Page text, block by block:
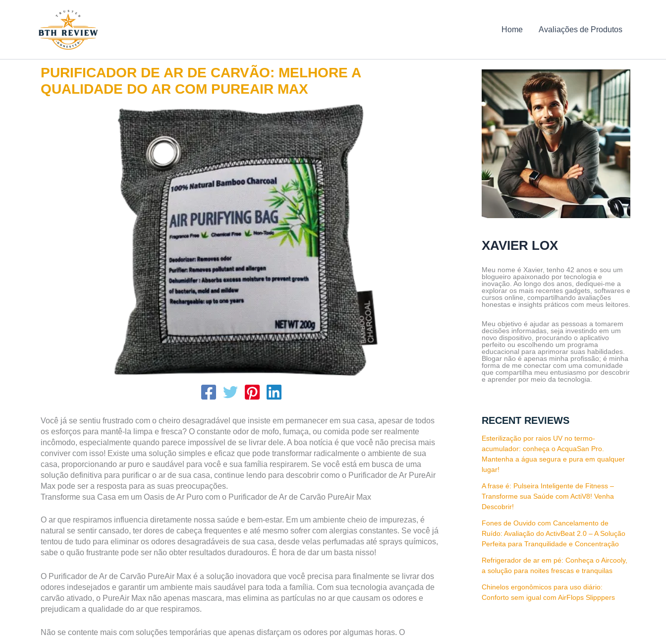
Home Avaliações de Produtos
PURIFICADOR DE AR DE CARVÃO: MELHORE A
QUALIDADE DO AR COM PUREAIR MAX
Você já se sentiu frustrado com o cheiro desagradável que insiste em permanecer em sua casa, apesar de todos
os esforços para mantê-la limpa e fresca? O constante odor de mofo, fumaça, ou comida pode ser realmente
incômodo, especialmente quando parece impossível de se livrar dele. A boa notícia é que você não precisa mais
conviver com isso! Existe uma solução simples e eficaz que pode transformar radicalmente o ambiente de sua
casa, proporcionando ar puro e saudável para você e sua família respirarem. Se você está em busca de uma
solução definitiva para purificar o ar de sua casa, continue lendo para descobrir como o Purificador de Ar PureAir
Max pode ser a resposta para as suas preocupações.
Transforme sua Casa em um Oasis de Ar Puro com o Purificador de Ar de Carvão PureAir Max
O ar que respiramos influencia diretamente nossa saúde e bem-estar. Em um ambiente cheio de impurezas, é
natural se sentir cansado, ter dores de cabeça frequentes e até mesmo sofrer com alergias constantes. Se você já
tentou de tudo para eliminar os odores desagradáveis de sua casa, desde velas perfumadas até sprays químicos,
sabe o quão frustrante pode ser não obter resultados duradouros. É hora de dar um basta nisso!
O Purificador de Ar de Carvão PureAir Max é a solução inovadora que você precisa para finalmente se livrar dos
odores indesejados e garantir um ambiente mais saudável para toda a família. Com sua tecnologia avançada de
carvão ativado, o PureAir Max não apenas mascara, mas elimina as partículas no ar que causam os odores e
prejudicam a qualidade do ar que respiramos.
Não se contente mais com soluções temporárias que apenas disfarçam os odores por algumas horas. O
XAVIER LOX
Meu nome é Xavier, tenho 42 anos e sou um
blogueiro apaixonado por tecnologia e
inovação. Ao longo dos anos, dediquei-me a
explorar os mais recentes gadgets, softwares e
cursos online, compartilhando avaliações
honestas e insights práticos com meus leitores.
Meu objetivo é ajudar as pessoas a tomarem
decisões informadas, seja investindo em um
novo dispositivo, procurando o aplicativo
perfeito ou escolhendo um programa
educacional para aprimorar suas habilidades.
Blogar não é apenas minha profissão; é minha
forma de me conectar com uma comunidade
que compartilha meu entusiasmo por descobrir
e aprender por meio da tecnologia.
RECENT REVIEWS
Esterilização por raios UV no termo-
acumulador: conheça o AcquaSan Pro.
Mantenha a água segura e pura em qualquer
lugar!
A frase é: Pulseira Inteligente de Fitness –
Transforme sua Saúde com ActiV8! Venha
Descobrir!
Fones de Ouvido com Cancelamento de
Ruído: Avaliação do ActivBeat 2.0 – A Solução
Perfeita para Tranquilidade e Concentração
Refrigerador de ar em pé: Conheça o Aircooly,
a solução para noites frescas e tranquilas
Chinelos ergonômicos para uso diário:
Conforto sem igual com AirFlops Slipppers